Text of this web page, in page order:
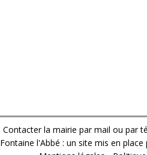
Contacter la mairie par mail ou par
Fontaine l'Abbé : un site mis en place